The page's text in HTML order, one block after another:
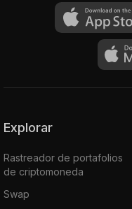
Explorar
Rastreador de portafolios
de criptomoneda
Swap